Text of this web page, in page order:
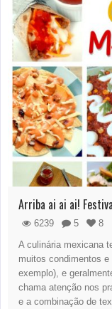
Arriba ai ai ai!
6239 5
8
A culinária mexicana
muitos condimentos
exemplo), e
chama atenção nos
e a combinação de